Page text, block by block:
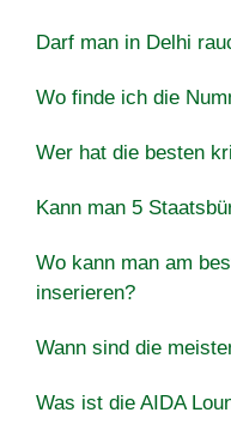
Darf man in Delhi
Wo finde ich die
Wer hat die besten
Kann man 5
Wo kann man am
inserieren?
Wann sind die
Was ist die AIDA